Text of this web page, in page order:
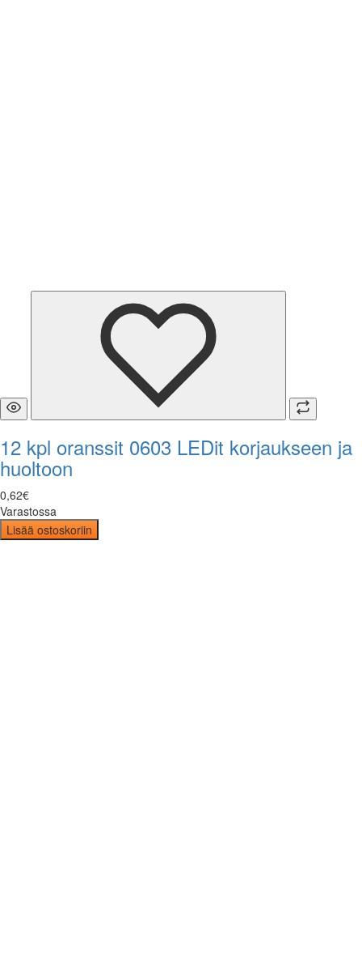
12 kpl oranssit 0603 LEDit korjaukseen ja
huoltoon
0,62€
Varastossa
Lisää ostoskoriin